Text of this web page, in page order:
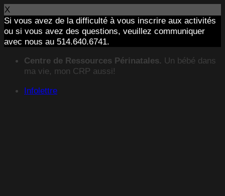
X
Si vous avez de la difficulté à vous inscrire aux activités
ou si vous avez des questions, veuillez communiquer
avec nous au 514.640.6741.
contenu
Centre de Ressources Périnatales. Un bébé dans
ma vie, mon CRP aussi!
Infolettre